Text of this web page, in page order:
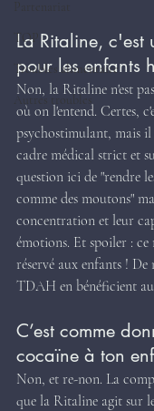
TOP
Troubles alimentaire
Autres troubles
La Ritaline, c'est
pour les enfants
Non, la Ritaline n'est
où on l'entend. Certes,
psychostimulant, mais
cadre médical strict et
question ici de "rendre
comme des moutons"
concentration et leur
émotions. Et spoiler : ce
réservé aux enfants !
TDAH en bénéficient
C’est comme
cocaïne à ton
Non, et re-non. La
que la Ritaline agit sur